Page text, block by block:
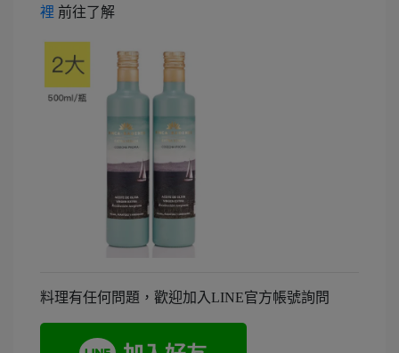
裡 前往了解
料理有任何問題，歡迎加入LINE官方帳號詢問